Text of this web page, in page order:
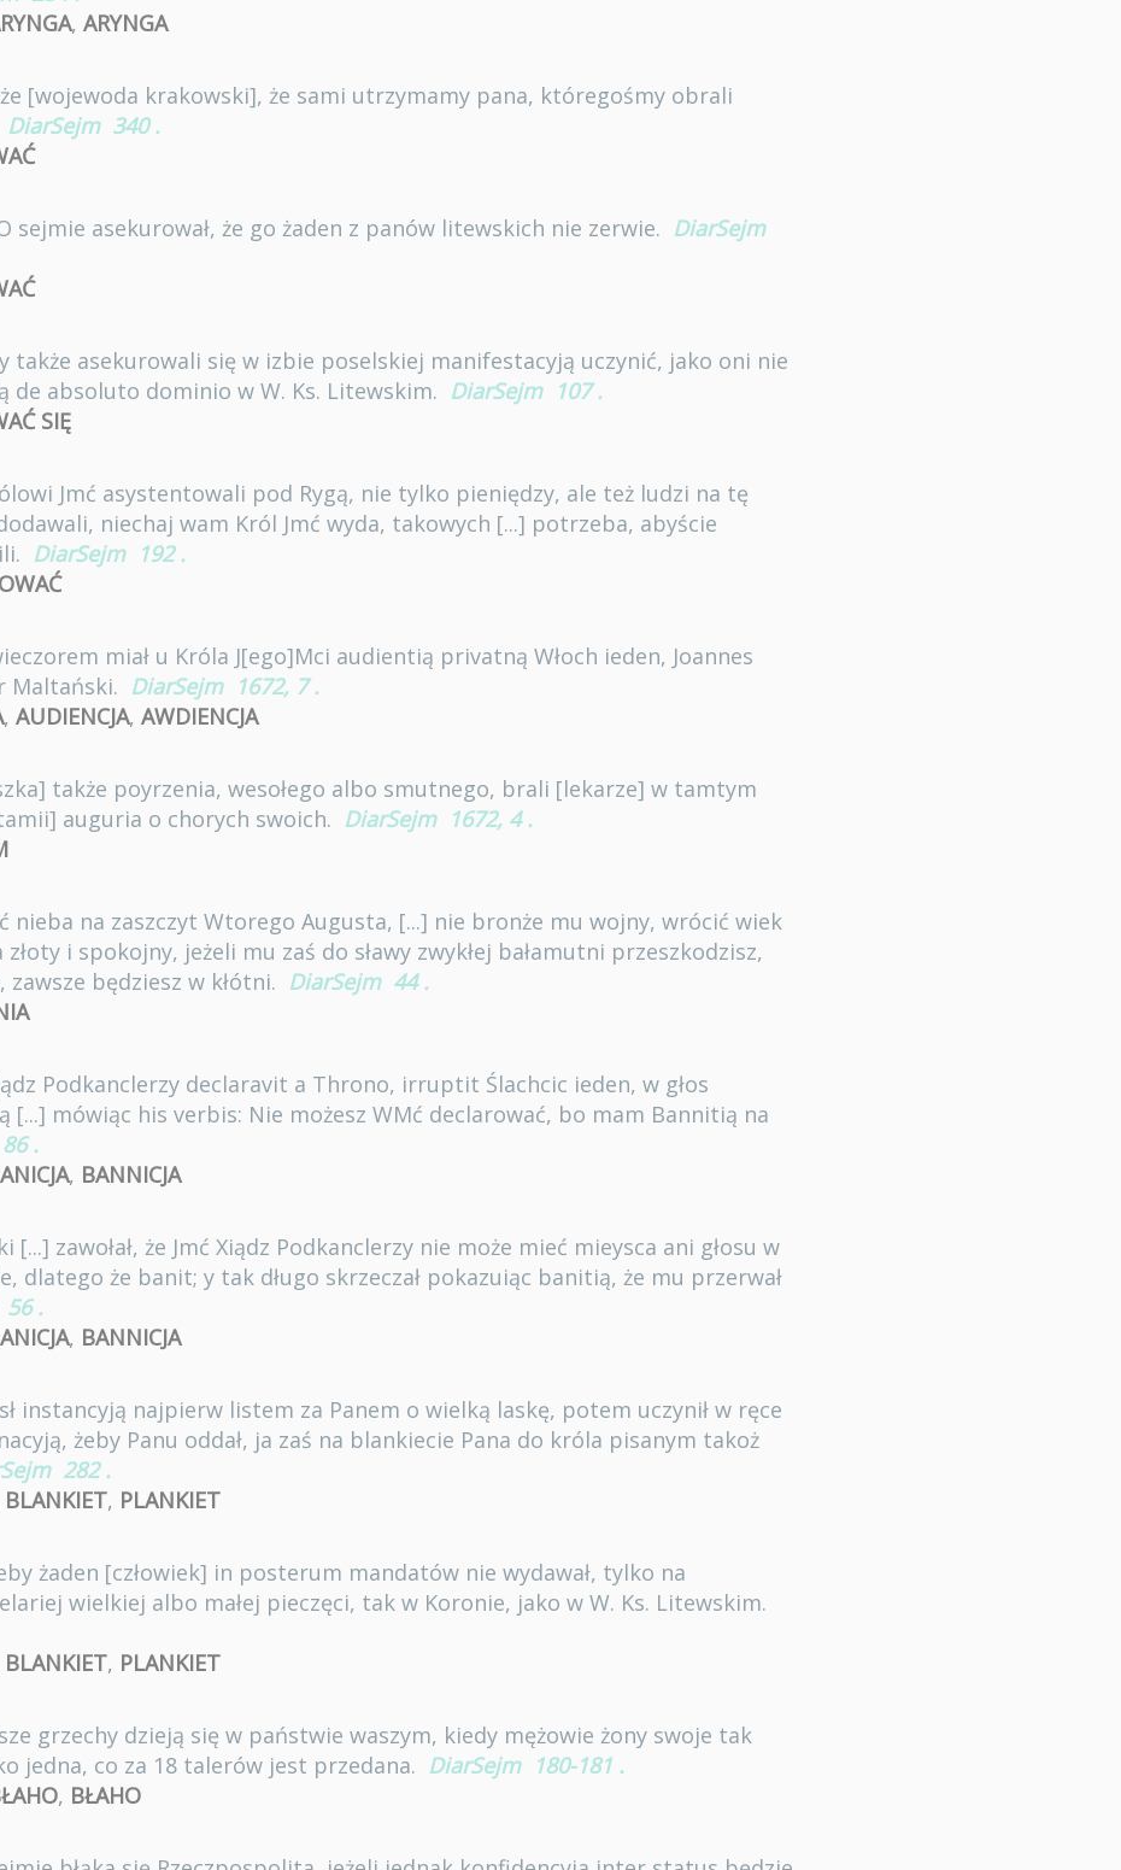
, ARYNGA
[wojewoda krakowski], że sami utrzymamy pana, któregośmy obrali
DiarSejm 340 .
sejmie asekurował, że go żaden z panów litewskich nie zerwie. DiarSejm
także asekurowali się w izbie poselskiej manifestacyją uczynić, jako oni nie
de absoluto dominio w W. Ks. Litewskim. DiarSejm 107 .
SIĘ
Jmć asystentowali pod Rygą, nie tylko pieniędzy, ale też ludzi na tę
niechaj wam Król Jmć wyda, takowych [...] potrzeba, abyście
DiarSejm 192 .
miał u Króla J[ego]Mci audientią privatną Włoch ieden, Joannes
Maltański. DiarSejm 1672, 7 .
, AUDIENCJA, AWDIENCJA
także poyrzenia, wesołego albo smutnego, brali [lekarze] w tamtym
auguria o chorych swoich. DiarSejm 1672, 4 .
nieba na zaszczyt Wtorego Augusta, [...] nie bronże mu wojny, wrócić wiek
i spokojny, jeżeli mu zaś do sławy zwykłej bałamutni przeszkodzisz,
będziesz w kłótni. DiarSejm 44 .
Podkanclerzy declaravit a Throno, irruptit Ślachcic ieden, w głos
[...] mówiąc his verbis: Nie możesz WMć declarować, bo mam Bannitią na
86 .
, BANNICJA
[...] zawołał, że Jmć Xiądz Podkanclerzy nie może mieć mieysca ani głosu w
dlatego że banit; y tak długo skrzeczał pokazuiąc banitią, że mu przerwał
56 .
, BANNICJA
instancyją najpierw listem za Panem o wielką laskę, potem uczynił w ręce
żeby Panu oddał, ja zaś na blankiecie Pana do króla pisanym takoż
282 .
BLANKIET, PLANKIET
żaden [człowiek] in posterum mandatów nie wydawał, tylko na
wielkiej albo małej pieczęci, tak w Koronie, jako w W. Ks. Litewskim.
BLANKIET, PLANKIET
grzechy dzieją się w państwie waszym, kiedy mężowie żony swoje tak
jedna, co za 18 talerów jest przedana. DiarSejm 180-181 .
, BŁAHO